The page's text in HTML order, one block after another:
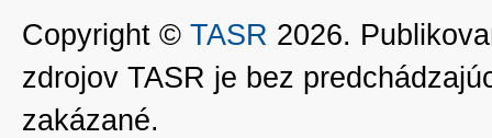
Copyright © TASR 2026.
zdrojov TASR je bez
zakázané.